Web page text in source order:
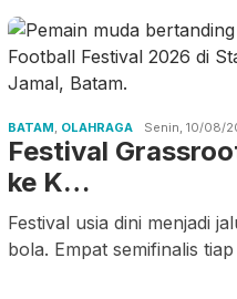
BATAM OLAHRAGA Senin, 10/08/
Festival
ke K…
Festival usia dini menjadi
bola. Empat semifinalis